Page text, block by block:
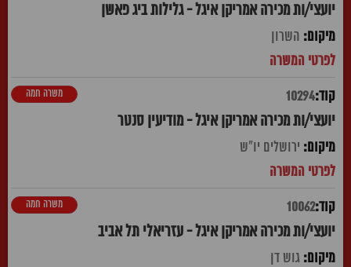
יועצי/ות מכירה אמריקן איגל - גלילות ביג פאשן
השרון
10294
יועצי/ות מכירה אמריקן איגל - מודיעין סנטר
משרה חמה
ירושלים יו"ש
10062
יועצי/ות מכירה אמריקן איגל - עזריאלי תל אביב
משרה חמה
גוש דן